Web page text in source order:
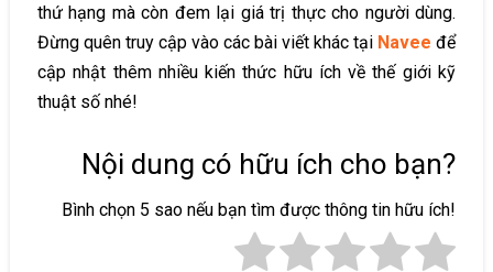
thứ hạng mà còn đem lại giá trị thực cho người dùng.
Đừng quên truy cập vào các bài viết khác tại Navee để
cập nhật thêm nhiều kiến thức hữu ích về thế giới kỹ
thuật số nhé!
Nội dung có hữu ích cho bạn?
Bình chọn 5 sao nếu bạn tìm được thông tin hữu ích!